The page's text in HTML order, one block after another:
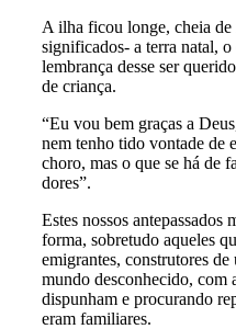
A ilha ficou longe, cheia de
significados- a terra natal,
lembrança desse ser
de criança.
“Eu vou bem graças a
nem tenho tido vontade de
choro, mas o que se há de
dores”.
Estes nossos antepassados
forma, sobretudo aqueles
emigrantes, construtores
mundo desconhecido, com
dispunham e procurando
eram familiares.